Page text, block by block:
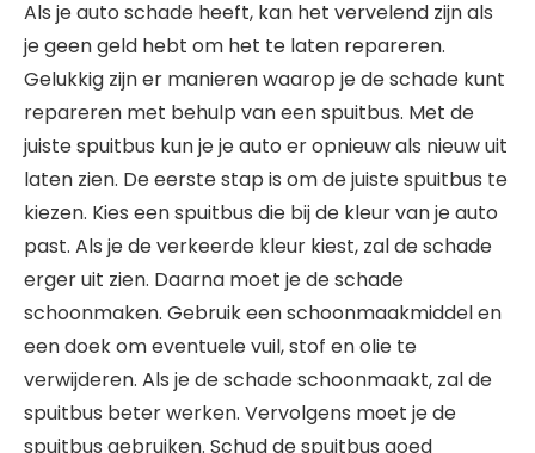
Als je auto schade heeft, kan het vervelend zijn als
je geen geld hebt om het te laten repareren.
Gelukkig zijn er manieren waarop je de schade kunt
repareren met behulp van een spuitbus. Met de
juiste spuitbus kun je je auto er opnieuw als nieuw uit
laten zien. De eerste stap is om de juiste spuitbus te
kiezen. Kies een spuitbus die bij de kleur van je auto
past. Als je de verkeerde kleur kiest, zal de schade
erger uit zien. Daarna moet je de schade
schoonmaken. Gebruik een schoonmaakmiddel en
een doek om eventuele vuil, stof en olie te
verwijderen. Als je de schade schoonmaakt, zal de
spuitbus beter werken. Vervolgens moet je de
spuitbus gebruiken. Schud de spuitbus goed